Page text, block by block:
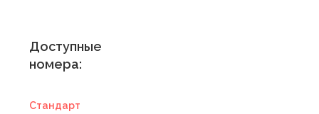
Доступные
номера:
Стандарт